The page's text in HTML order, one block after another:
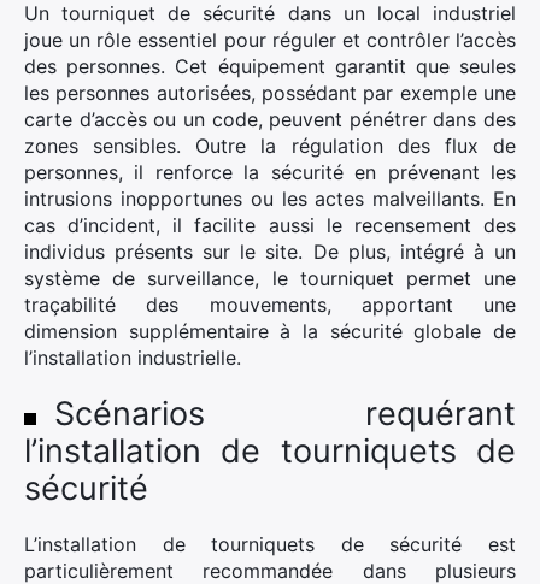
Un tourniquet de sécurité dans un local industriel
joue un rôle essentiel pour réguler et contrôler l’accès
des personnes. Cet équipement garantit que seules
les personnes autorisées, possédant par exemple une
carte d’accès ou un code, peuvent pénétrer dans des
zones sensibles. Outre la régulation des flux de
personnes, il renforce la sécurité en prévenant les
intrusions inopportunes ou les actes malveillants. En
cas d’incident, il facilite aussi le recensement des
individus présents sur le site. De plus, intégré à un
système de surveillance, le tourniquet permet une
traçabilité des mouvements, apportant une
dimension supplémentaire à la sécurité globale de
l’installation industrielle.
Scénarios requérant
l’installation de tourniquets de
sécurité
L’installation de tourniquets de sécurité est
particulièrement recommandée dans plusieurs
Rechercher